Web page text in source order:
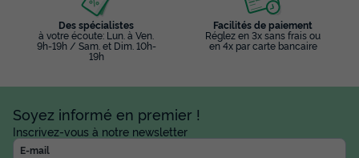
Des spécialistes
à votre écoute: Lun. à Ven.
9h-19h / Sam. et Dim. 10h-
19h
Facilités de paiement
Réglez en 3x sans frais ou
en 4x par carte bancaire
Soyez informé en premier !
Inscrivez-vous à notre newsletter
E-mail